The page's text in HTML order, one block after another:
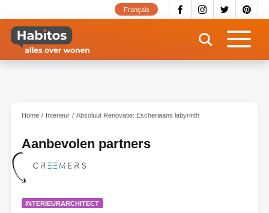
naar
inhoud
gaan
Français
Home Interieur Absoluut Renovatie: Escheriaans labyrinth
Aanbevolen partners
INTERIEURARCHITECT